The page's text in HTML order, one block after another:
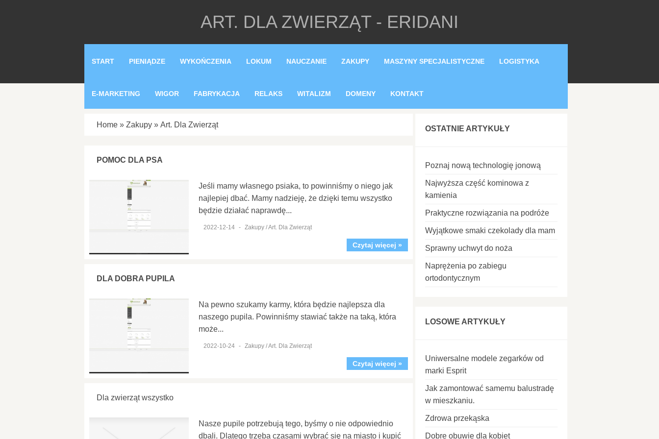
ART. DLA ZWIERZĄT - ERIDANI
START PIENIĄDZE WYKOŃCZENIA LOKUM NAUCZANIE ZAKUPY MASZYNY SPECJALISTYCZNE LOGISTYKA
E-MARKETING WIGOR FABRYKACJA RELAKS WITALIZM DOMENY KONTAKT
Home » Zakupy » Art. Dla Zwierząt
POMOC DLA PSA
Jeśli mamy własnego psiaka, to powinniśmy o niego jak
najlepiej dbać. Mamy nadzieję, że dzięki temu wszystko
będzie działać naprawdę...
2022-12-14 - Zakupy / Art. Dla Zwierząt
Czytaj więcej »
DLA DOBRA PUPILA
Na pewno szukamy karmy, która będzie najlepsza dla
naszego pupila. Powinniśmy stawiać także na taką, która
może...
2022-10-24 - Zakupy / Art. Dla Zwierząt
Czytaj więcej »
Dla zwierząt wszystko
Nasze pupile potrzebują tego, byśmy o nie odpowiednio
dbali. Dlatego trzeba czasami wybrać się na miasto i kupić
OSTATNIE ARTYKUŁY
Poznaj nową technologię jonową
Najwyższa część kominowa z
kamienia
Praktyczne rozwiązania na podróże
Wyjątkowe smaki czekolady dla mam
Sprawny uchwyt do noża
Naprężenia po zabiegu
ortodontycznym
LOSOWE ARTYKUŁY
Uniwersalne modele zegarków od
marki Esprit
Jak zamontować samemu balustradę
w mieszkaniu.
Zdrowa przekąska
Dobre obuwie dla kobiet